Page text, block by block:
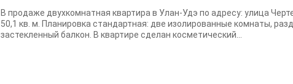
В продаже двухкомнатная квартира в Улан-Удэ по адресу: улица
50,1 кв. м. Планировка стандартная: две изолированные комнаты,
застекленный балкон. В квартире сделан косметический...